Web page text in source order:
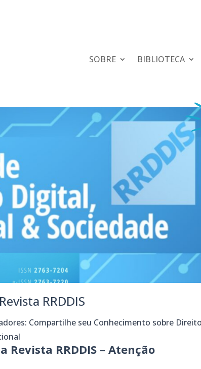
SOBRE BIBLIOTECA
RRDDIS
Compartilhe seu Conhecimento sobre
Revista RRDDIS – Atenção